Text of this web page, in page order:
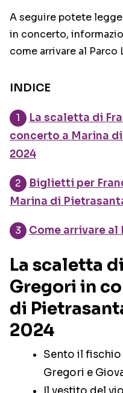
A seguire potete
in concerto,
come arrivare al Parco
INDICE
La scaletta di
concerto a Marina
2024
Biglietti per
Marina di
Come arrivare al
La scaletta
Gregori in
di
2024
Sento il fischio
Gregori e